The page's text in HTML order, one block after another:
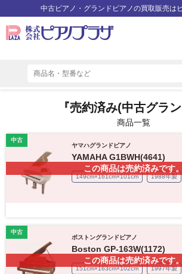
中古ピアノ・グランドピアノの買取販売は
『売約済み(中古グラン
商品一覧
この商品は売約済みです。
中古
ヤマハグランドピアノ
YAMAHA G1BWH(4641)
149cm×161cm×101cm 1988年製
この商品は売約済みです。
中古
ボストングランドピアノ
Boston GP-163W(1172)
151cm×163cm×102cm 1997年製